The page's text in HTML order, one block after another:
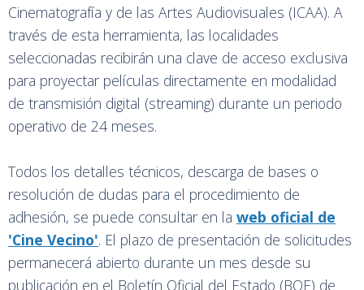
Cinematografía y de las Artes Audiovisuales (ICAA). A
través de esta herramienta, las localidades
seleccionadas recibirán una clave de acceso exclusiva
para proyectar películas directamente en modalidad
de transmisión digital (streaming) durante un periodo
operativo de 24 meses.
Todos los detalles técnicos, descarga de bases o
resolución de dudas para el procedimiento de
adhesión, se puede consultar en la web oficial de
'Cine Vecino'. El plazo de presentación de solicitudes
permanecerá abierto durante un mes desde su
publicación en el Boletín Oficial del Estado (BOE) de